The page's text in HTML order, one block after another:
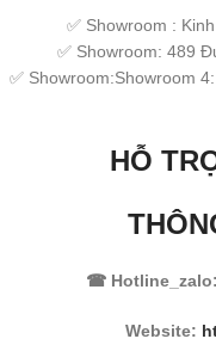
✅ Showroom :
✅ Showroom: 489
✅ Showroom:Showroom
HỖ
☎
Website: